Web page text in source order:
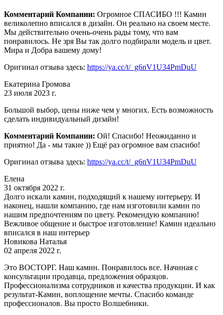
Комментарий Компании: Огромное СПАСИБО !!! Камин
великолепно вписался в дизайн. Он реально на своем месте.
Мы действительно очень-очень рады тому, что вам
понравилось. Не зря Вы так долго подбирали модель и цвет.
Мира и Добра вашему дому!
Оригинал отзыва здесь: https://ya.cc/t/_g6nV1U34PmDuU
Екатерина Громова
23 июля 2023 г.
Большой выбор, цены ниже чем у многих. Есть возможность
сделать индивидуальный дизайн!
Комментарий Компании: Ой! Спасибо! Неожиданно и
приятно! Да - мы такие )) Ещё раз огромное вам спасибо!
Оригинал отзыва здесь: https://ya.cc/t/_g6nV1U34PmDuU
Елена
31 октября 2022 г.
Долго искали камин, подходящий к нашему интерьеру. И
наконец, нашли компанию, где нам изготовили камин по
нашим предпочтениям по цвету. Рекомендую компанию!
Вежливое общение и быстрое изготовление! Камин идеально
вписался в наш интерьер
Новикова Наталья
02 апреля 2022 г.
Это ВОСТОРГ. Наш камин. Понравилось все. Начиная с
консультации продавца, предложения образцов.
Профессионализма сотрудников и качества продукции. И как
результат-Камин, воплощение мечты. Спасибо команде
профессионалов. Вы просто Волшебники.